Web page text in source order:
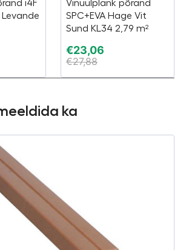
i4F
Levande
Vinüülplank põrand
SPC+EVA Hage Vit
Sund KL34 2,79 m²
€23,06
€27,88
ka